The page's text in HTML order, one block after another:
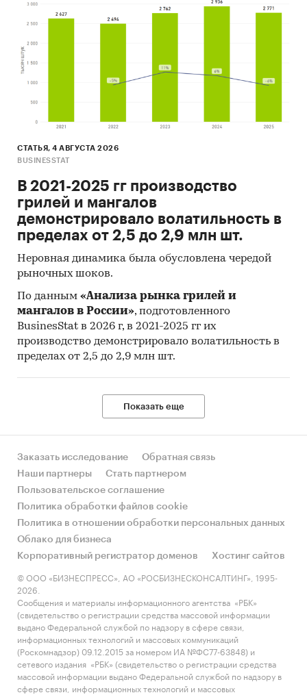
СТАТЬЯ, 4 АВГУСТА 2026
BUSINESSTAT
В 2021-2025 гг производство
грилей и мангалов
демонстрировало волатильность в
пределах от 2,5 до 2,9 млн шт.
Неровная динамика была обусловлена чередой
рыночных шоков.
По данным «Анализа рынка грилей и
мангалов в России», подготовленного
BusinesStat в 2026 г, в 2021-2025 гг их
производство демонстрировало волатильность в
пределах от 2,5 до 2,9 млн шт.
Показать еще
Заказать исследование
Обратная связь
Наши партнеры
Стать партнером
Пользовательское соглашение
Политика обработки файлов cookie
Политика в отношении обработки персональных данных
Облако для бизнеса
Корпоративный регистратор доменов
Хостинг сайтов
© ООО «БИЗНЕСПРЕСС», АО «РОСБИЗНЕСКОНСАЛТИНГ», 1995-
2026.
Сообщения и материалы информационного агентства «РБК»
(свидетельство о регистрации средства массовой информации
выдано Федеральной службой по надзору в сфере связи,
информационных технологий и массовых коммуникаций
(Роскомнадзор) 09.12.2015 за номером ИА №ФС77-63848) и
сетевого издания «РБК» (свидетельство о регистрации средства
массовой информации выдано Федеральной службой по надзору в
сфере связи, информационных технологий и массовых